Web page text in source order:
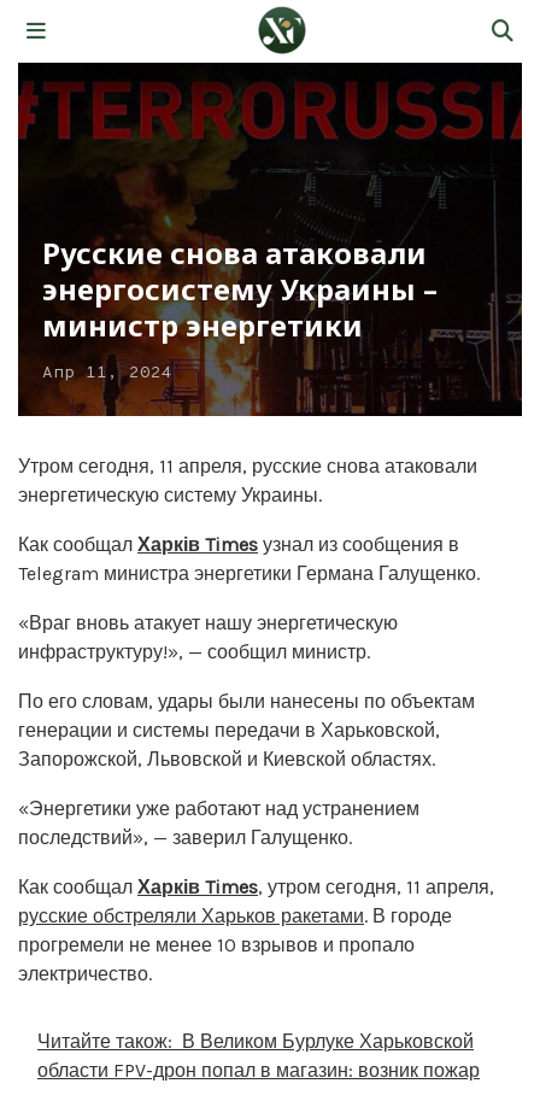
Русские снова атаковали
энергосистему Украины –
министр энергетики
Апр 11, 2024
Утром сегодня, 11 апреля, русские снова атаковали
энергетическую систему Украины.
Как сообщал Харків Times узнал из сообщения в
Telegram министра энергетики Германа Галущенко.
«Враг вновь атакует нашу энергетическую
инфраструктуру!», — сообщил министр.
По его словам, удары были нанесены по объектам
генерации и системы передачи в Харьковской,
Запорожской, Львовской и Киевской областях.
«Энергетики уже работают над устранением
последствий», — заверил Галущенко.
Как сообщал Харків Times, утром сегодня, 11 апреля,
русские обстреляли Харьков ракетами. В городе
прогремели не менее 10 взрывов и пропало
электричество.
Читайте також: В Великом Бурлуке Харьковской
области FPV-дрон попал в магазин: возник пожар